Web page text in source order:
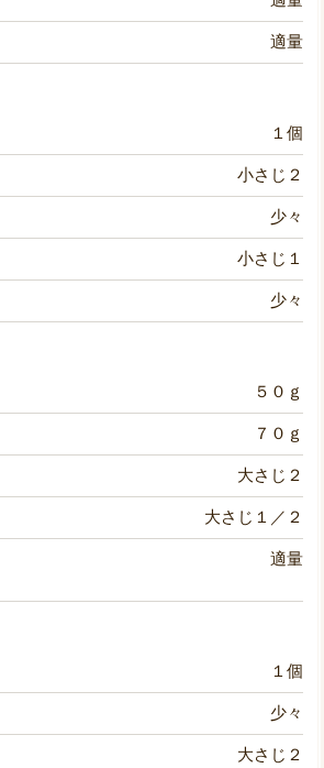
適量
１個
小さじ２
少々
小さじ１
少々
５０ｇ
７０ｇ
大さじ２
大さじ１／２
適量
１個
少々
大さじ２